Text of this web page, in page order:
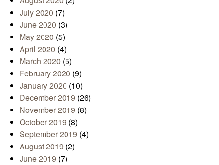
July 2020 (7)
June 2020 (3)
May 2020 (5)
April 2020 (4)
March 2020 (5)
February 2020 (9)
January 2020 (10)
December 2019 (26)
November 2019 (8)
October 2019 (8)
September 2019 (4)
August 2019 (2)
June 2019 (7)